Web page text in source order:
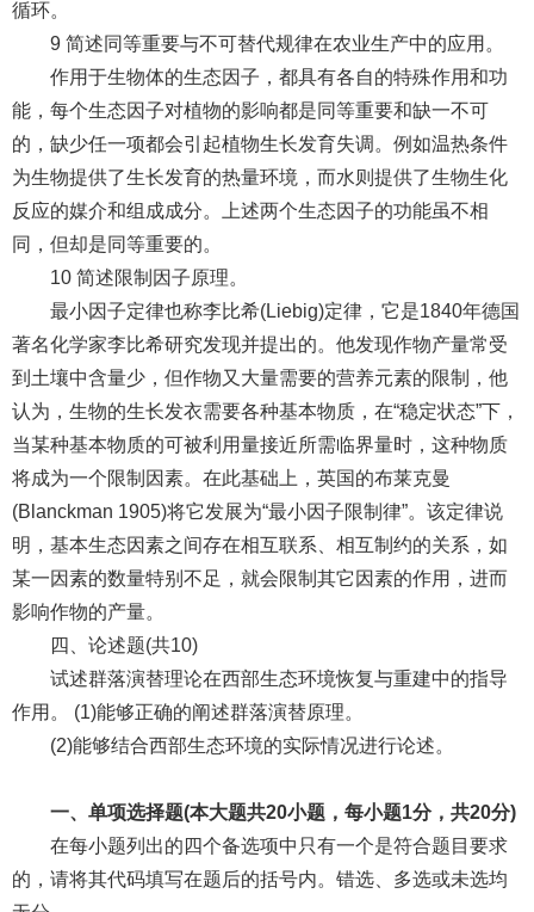
循环。
9 简述同等重要与不可替代规律在农业生产中的应用。
作用于生物体的生态因子，都具有各自的特殊作用和功
能，每个生态因子对植物的影响都是同等重要和缺一不可
的，缺少任一项都会引起植物生长发育失调。例如温热条件
为生物提供了生长发育的热量环境，而水则提供了生物生化
反应的媒介和组成成分。上述两个生态因子的功能虽不相
同，但却是同等重要的。
10 简述限制因子原理。
最小因子定律也称李比希(Liebig)定律，它是1840年德国
著名化学家李比希研究发现并提出的。他发现作物产量常受
到土壤中含量少，但作物又大量需要的营养元素的限制，他
认为，生物的生长发衣需要各种基本物质，在“稳定状态”下，
当某种基本物质的可被利用量接近所需临界量时，这种物质
将成为一个限制因素。在此基础上，英国的布莱克曼
(Blanckman 1905)将它发展为“最小因子限制律”。该定律说
明，基本生态因素之间存在相互联系、相互制约的关系，如
某一因素的数量特别不足，就会限制其它因素的作用，进而
影响作物的产量。
四、论述题(共10)
试述群落演替理论在西部生态环境恢复与重建中的指导
作用。 (1)能够正确的阐述群落演替原理。
(2)能够结合西部生态环境的实际情况进行论述。
一、单项选择题(本大题共20小题，每小题1分，共20分)
在每小题列出的四个备选项中只有一个是符合题目要求
的，请将其代码填写在题后的括号内。错选、多选或未选均